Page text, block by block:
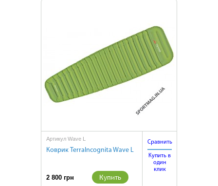
Артикул Wave L
Коврик TerraIncognita Wave L
2 800 грн Купить
Сравнить
Купить в
один
клик